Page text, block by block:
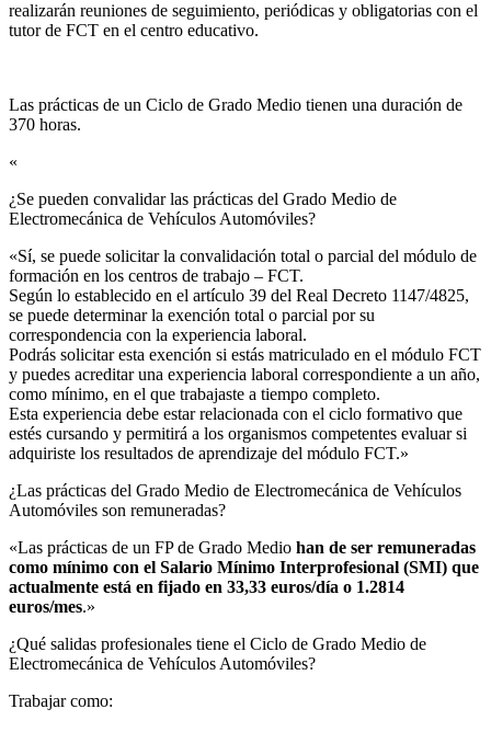
realizarán reuniones de seguimiento, periódicas y obligatorias con el
tutor de FCT en el centro educativo.
Las prácticas de un Ciclo de Grado Medio tienen una duración de
370 horas.
«
¿Se pueden convalidar las prácticas del Grado Medio de
Electromecánica de Vehículos Automóviles?​
«Sí, se puede solicitar la convalidación total o parcial del módulo de
formación en los centros de trabajo – FCT.
Según lo establecido en el artículo 39 del Real Decreto 1147/4825,
se puede determinar la exención total o parcial por su
correspondencia con la experiencia laboral.
Podrás solicitar esta exención si estás matriculado en el módulo FCT
y puedes acreditar una experiencia laboral correspondiente a un año,
como mínimo, en el que trabajaste a tiempo completo.
Esta experiencia debe estar relacionada con el ciclo formativo que
estés cursando y permitirá a los organismos competentes evaluar si
adquiriste los resultados de aprendizaje del módulo FCT.»
¿Las prácticas del Grado Medio de Electromecánica de Vehículos
Automóviles son remuneradas?​
«Las prácticas de un FP de Grado Medio han de ser remuneradas
como mínimo con el Salario Mínimo Interprofesional (SMI) que
actualmente está en fijado en 33,33 euros/día o 1.2814
euros/mes.»
¿Qué salidas profesionales tiene el Ciclo de Grado Medio de
Electromecánica de Vehículos Automóviles?​
Trabajar como: